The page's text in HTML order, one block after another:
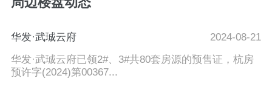
华发·武珹云府
2024-08-21
华发·武珹云府已领2#、3#共80套房源的预售证，杭房
预许字(2024)第00367...